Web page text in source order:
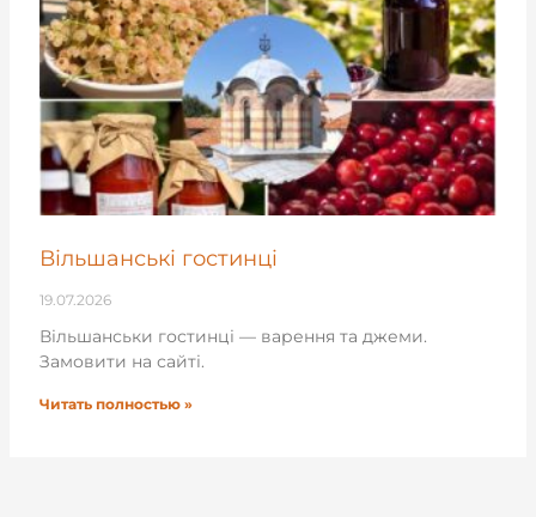
Вільшанські гостинці
19.07.2026
Вільшанськи гостинці — варення та джеми.
Замовити на сайті.
Читать полностью »